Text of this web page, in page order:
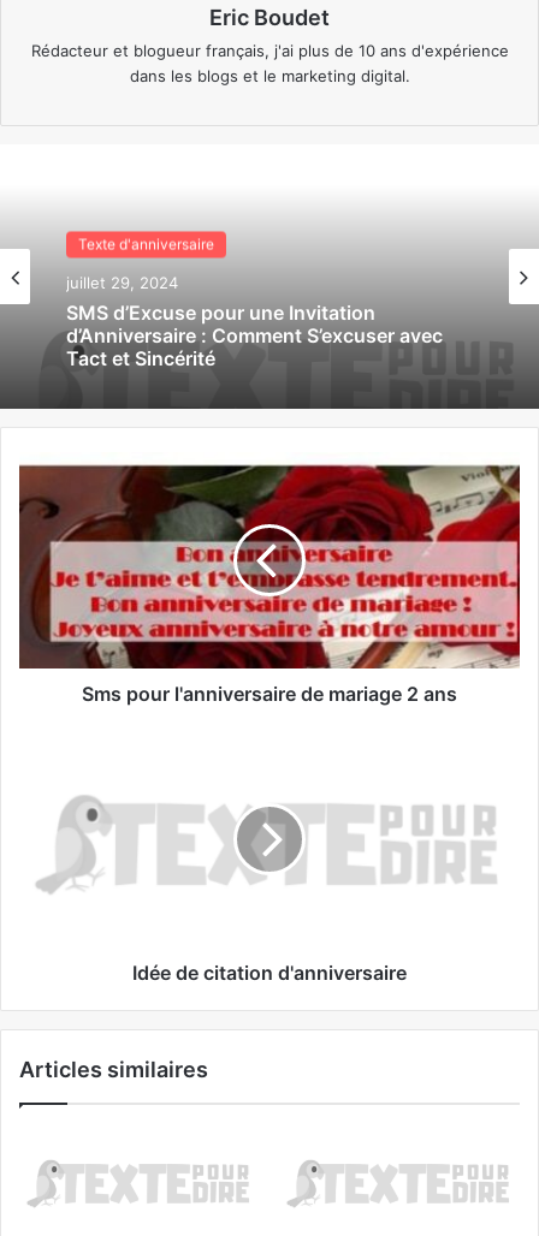
Eric Boudet
Rédacteur et blogueur français, j'ai plus de 10 ans d'expérience
dans les blogs et le marketing digital.
Texte d'anniversaire
juillet 29, 2024
SMS d’Excuse pour une Invitation
d’Anniversaire : Comment S’excuser avec
Tact et Sincérité
Sms pour l'anniversaire de mariage 2 ans
Idée de citation d'anniversaire
Articles similaires